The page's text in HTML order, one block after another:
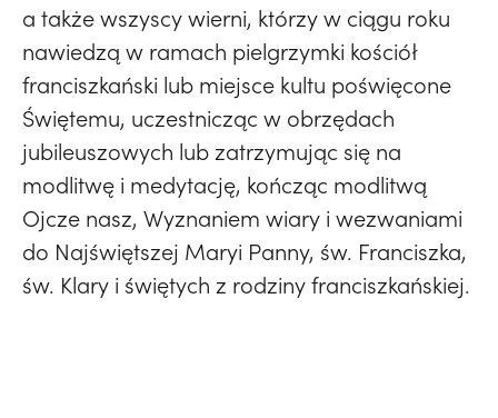
a także wszyscy wierni, którzy w ciągu roku
nawiedzą w ramach pielgrzymki kościół
franciszkański lub miejsce kultu poświęcone
Świętemu, uczestnicząc w obrzędach
jubileuszowych lub zatrzymując się na
modlitwę i medytację, kończąc modlitwą
Ojcze nasz, Wyznaniem wiary i wezwaniami
do Najświętszej Maryi Panny, św. Franciszka,
św. Klary i świętych z rodziny franciszkańskiej.